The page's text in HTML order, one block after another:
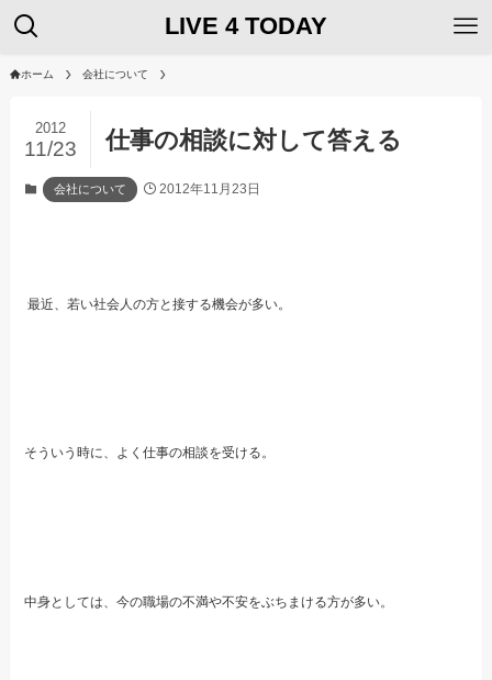
LIVE 4 TODAY
ホーム 会社について
仕事の相談に対して答える
2012
11/23
会社について 2012年11月23日
最近、若い社会人の方と接する機会が多い。
そういう時に、よく仕事の相談を受ける。
中身としては、今の職場の不満や不安をぶちまける方が多い。